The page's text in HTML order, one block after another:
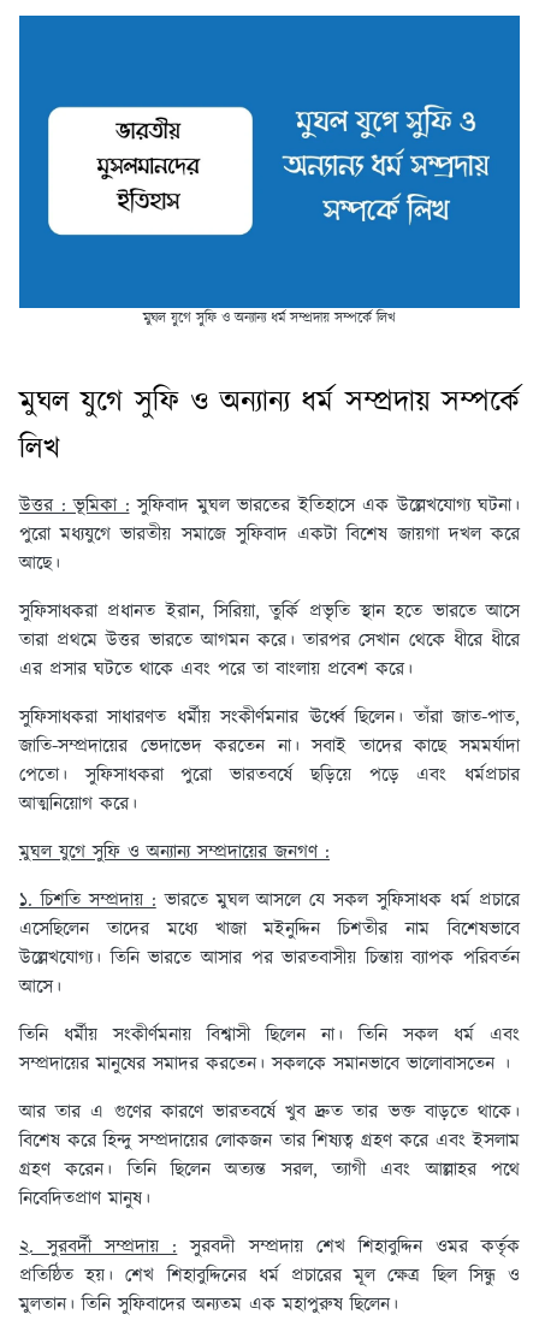
মুঘল যুগে সুফি ও অন্যান্য ধর্ম সম্প্রদায় সম্পর্কে লিখ
মুঘল যুগে সুফি ও অন্যান্য ধর্ম সম্প্রদায় সম্পর্কে
লিখ
উত্তর : ভূমিকা :সুফিবাদ মুঘল ভারতের ইতিহাসে এক উল্লেখযোগ্য ঘটনা।
পুরো মধ্যযুগে ভারতীয় সমাজে সুফিবাদ একটা বিশেষ জায়গা দখল করে
আছে।
সুফিসাধকরা প্রধানত ইরান, সিরিয়া, তুর্কি প্রভৃতি স্থান হতে ভারতে আসে
তারা প্রথমে উত্তর ভারতে আগমন করে। তারপর সেখান থেকে ধীরে ধীরে
এর প্রসার ঘটতে থাকে এবং পরে তা বাংলায় প্রবেশ করে।
সুফিসাধকরা সাধারণত ধর্মীয় সংকীর্ণমনার ঊর্ধ্বে ছিলেন। তাঁরা জাত-পাত,
জাতি-সম্প্রদায়ের ভেদাভেদ করতেন না। সবাই তাদের কাছে সমমর্যাদা
পেতো। সুফিসাধকরা পুরো ভারতবর্ষে ছড়িয়ে পড়ে এবং ধর্মপ্রচার
আত্মনিয়োগ করে।
মুঘল যুগে সুফি ও অন্যান্য সম্প্রদায়ের জনগণ :
১. চিশতি সম্প্রদায় :ভারতে মুঘল আসলে যে সকল সুফিসাধক ধর্ম প্রচারে
এসেছিলেন তাদের মধ্যে খাজা মইনুদ্দিন চিশতীর নাম বিশেষভাবে
উল্লেখযোগ্য। তিনি ভারতে আসার পর ভারতবাসীয় চিন্তায় ব্যাপক পরিবর্তন
আসে।
তিনি ধর্মীয় সংকীর্ণমনায় বিশ্বাসী ছিলেন না। তিনি সকল ধর্ম এবং
সম্প্রদায়ের মানুষের সমাদর করতেন। সকলকে সমানভাবে ভালোবাসতেন ।
আর তার এ গুণের কারণে ভারতবর্ষে খুব দ্রুত তার ভক্ত বাড়তে থাকে।
বিশেষ করে হিন্দু সম্প্রদায়ের লোকজন তার শিষ্যত্ব গ্রহণ করে এবং ইসলাম
গ্রহণ করেন। তিনি ছিলেন অত্যন্ত সরল, ত্যাগী এবং আল্লাহর পথে
নিবেদিতপ্রাণ মানুষ।
২. সুরবর্দী সম্প্রদায় :সুরবদী সম্প্রদায় শেখ শিহাবুদ্দিন ওমর কর্তৃক
প্রতিষ্ঠিত হয়। শেখ শিহাবুদ্দিনের ধর্ম প্রচারের মূল ক্ষেত্র ছিল সিন্ধু ও
মুলতান। তিনি সুফিবাদের অন্যতম এক মহাপুরুষ ছিলেন।